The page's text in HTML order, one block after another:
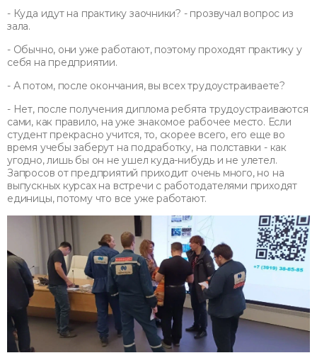
- Куда идут на практику заочники? - прозвучал вопрос из
зала.
- Обычно, они уже работают, поэтому проходят практику у
себя на предприятии.
- А потом, после окончания, вы всех трудоустраиваете?
- Нет, после получения диплома ребята трудоустраиваются
сами, как правило, на уже знакомое рабочее место. Если
студент прекрасно учится, то, скорее всего, его еще во
время учебы заберут на подработку, на полставки - как
угодно, лишь бы он не ушел куда-нибудь и не улетел.
Запросов от предприятий приходит очень много, но на
выпускных курсах на встречи с работодателями приходят
единицы, потому что все уже работают.